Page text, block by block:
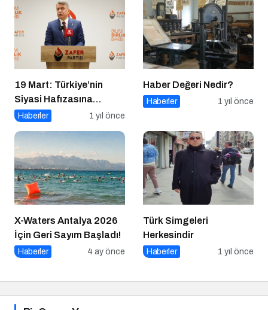
19 Mart: Türkiye’nin
Siyasi Hafızasına
Kazınan Sivil Darbe
Haberler 1 yıl önce
Haber Değeri Nedir?
Haberler 1 yıl önce
X-Waters Antalya 2026
İçin Geri Sayım Başladı!
Haberler 4 ay önce
Türk Simgeleri
Herkesindir
Haberler 1 yıl önce